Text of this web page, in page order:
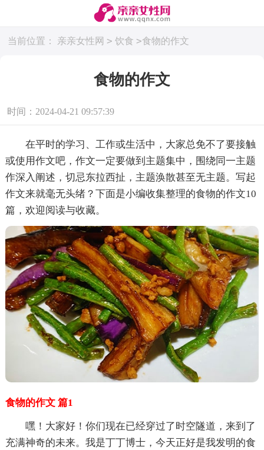
当前位置： 亲亲女性网 > 饮食 >食物的作文
食物的作文
时间：2024-04-21 09:57:39
在平时的学习、工作或生活中，大家总免不了要接触
或使用作文吧，作文一定要做到主题集中，围绕同一主题
作深入阐述，切忌东拉西扯，主题涣散甚至无主题。写起
作文来就毫无头绪？下面是小编收集整理的食物的作文10
篇，欢迎阅读与收藏。
食物的作文 篇1
嘿！大家好！你们现在已经穿过了时空隧道，来到了
充满神奇的未来。我是丁丁博士，今天正好是我发明的食